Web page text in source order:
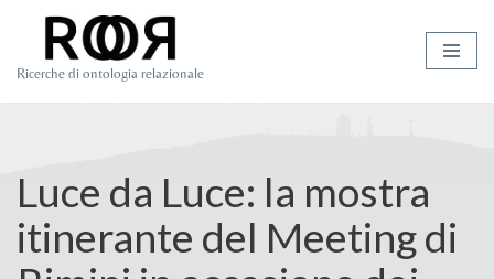
Ricerche di ontologia relazionale
Luce da Luce: la mostra
itinerante del Meeting di